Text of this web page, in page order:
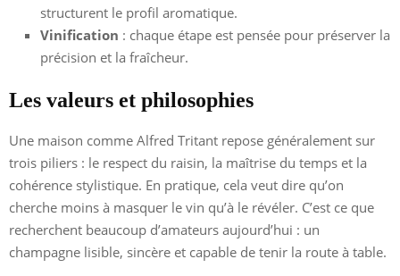
structurent le profil aromatique.
Vinification : chaque étape est pensée pour préserver la
précision et la fraîcheur.
Les valeurs et philosophies
Une maison comme Alfred Tritant repose généralement sur
trois piliers : le respect du raisin, la maîtrise du temps et la
cohérence stylistique. En pratique, cela veut dire qu’on
cherche moins à masquer le vin qu’à le révéler. C’est ce que
recherchent beaucoup d’amateurs aujourd’hui : un
champagne lisible, sincère et capable de tenir la route à table.